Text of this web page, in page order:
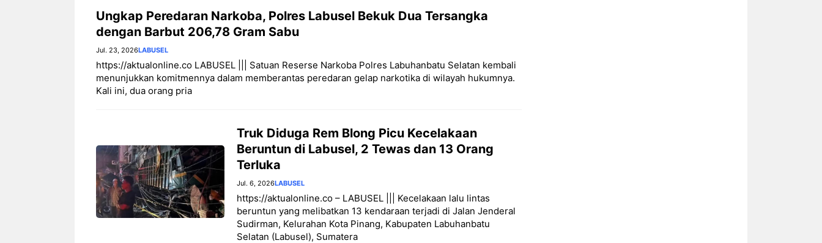
Ungkap Peredaran Narkoba, Polres Labusel Bekuk Dua Tersangka
dengan Barbut 206,78 Gram Sabu
Jul. 23, 2026LABUSEL
https://aktualonline.co LABUSEL ||| Satuan Reserse Narkoba Polres Labuhanbatu Selatan kembali
menunjukkan komitmennya dalam memberantas peredaran gelap narkotika di wilayah hukumnya.
Kali ini, dua orang pria
Truk Diduga Rem Blong Picu Kecelakaan
Beruntun di Labusel, 2 Tewas dan 13 Orang
Terluka
Jul. 6, 2026LABUSEL
https://aktualonline.co – LABUSEL ||| Kecelakaan lalu lintas
beruntun yang melibatkan 13 kendaraan terjadi di Jalan Jenderal
Sudirman, Kelurahan Kota Pinang, Kabupaten Labuhanbatu
Selatan (Labusel), Sumatera